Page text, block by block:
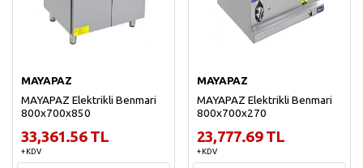
MAYAPAZ
MAYAPAZ Elektrikli Benmari
800x700x850
33,361.56 TL
+ KDV
MAYAPAZ
MAYAPAZ Elektrikli Benmari
800x700x270
23,777.69 TL
+ KDV